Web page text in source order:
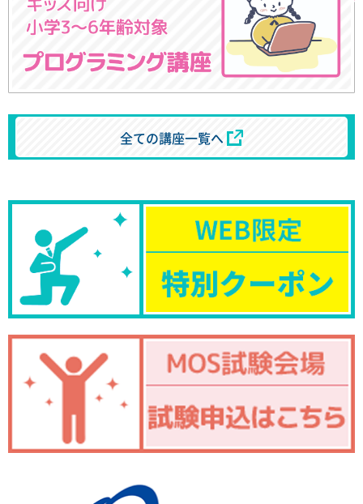
全ての講座一覧へ